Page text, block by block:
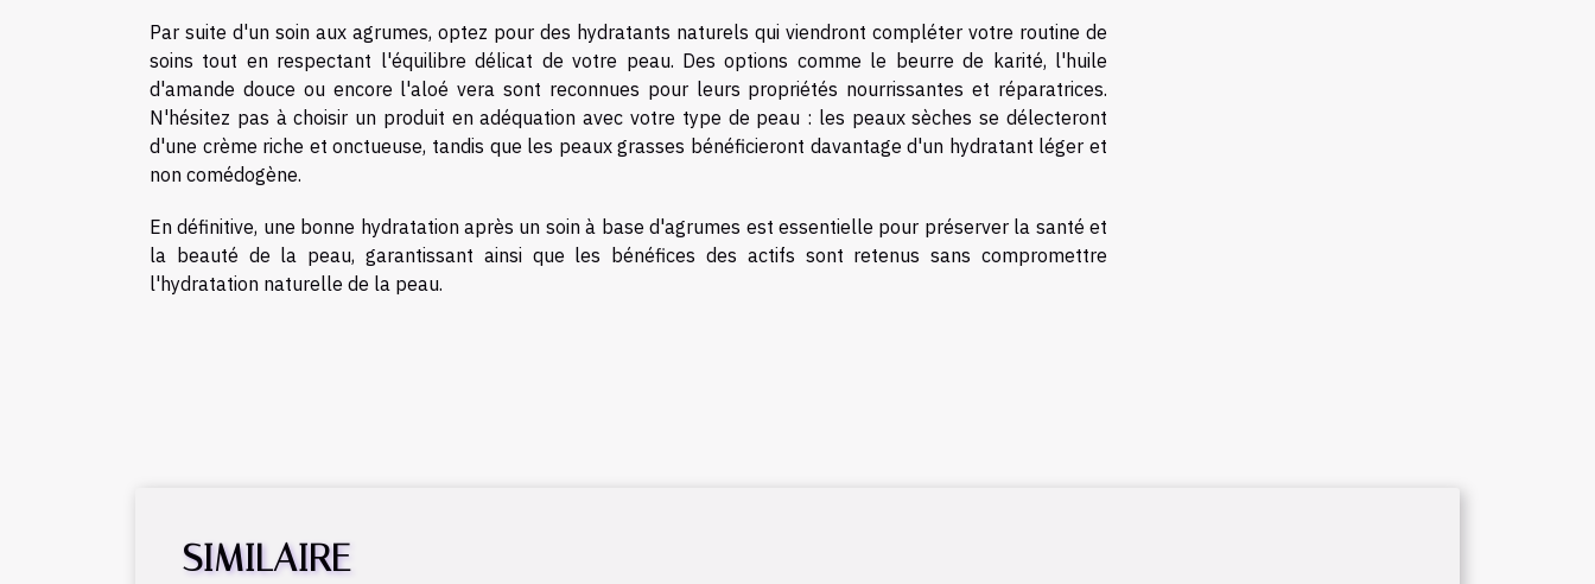
Par suite d'un soin aux agrumes, optez pour des hydratants naturels qui viendront compléter votre routine de
soins tout en respectant l'équilibre délicat de votre peau. Des options comme le beurre de karité, l'huile
d'amande douce ou encore l'aloé vera sont reconnues pour leurs propriétés nourrissantes et réparatrices.
N'hésitez pas à choisir un produit en adéquation avec votre type de peau : les peaux sèches se délecteront
d'une crème riche et onctueuse, tandis que les peaux grasses bénéficieront davantage d'un hydratant léger et
non comédogène.
En définitive, une bonne hydratation après un soin à base d'agrumes est essentielle pour préserver la santé et
la beauté de la peau, garantissant ainsi que les bénéfices des actifs sont retenus sans compromettre
l'hydratation naturelle de la peau.
SIMILAIRE